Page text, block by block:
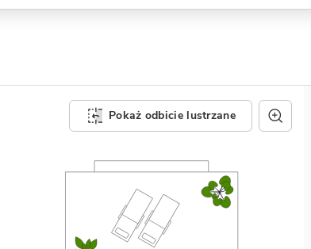
Pokaż odbicie lustrzane